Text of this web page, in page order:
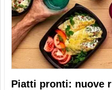
Piatti pronti: nuove